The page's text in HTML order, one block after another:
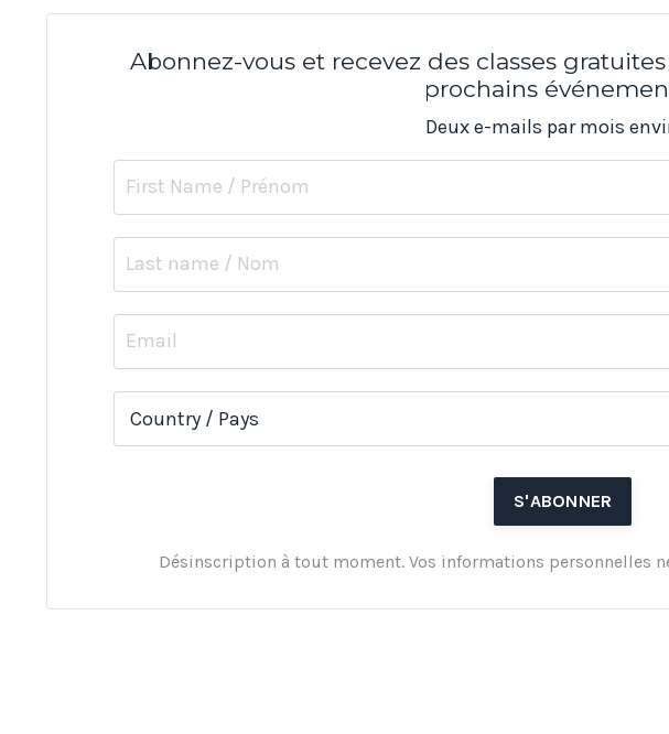
Abonnez-vous et recevez des classes
prochains
Deux e-mails par mois
Désinscription à tout moment. Vos informations personnelles